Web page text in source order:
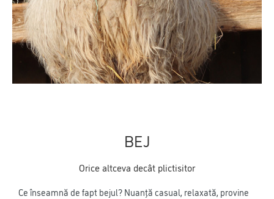
BEJ
Orice altceva decât plictisitor
Ce înseamnă de fapt bejul? Nuanță casual, relaxată, provine